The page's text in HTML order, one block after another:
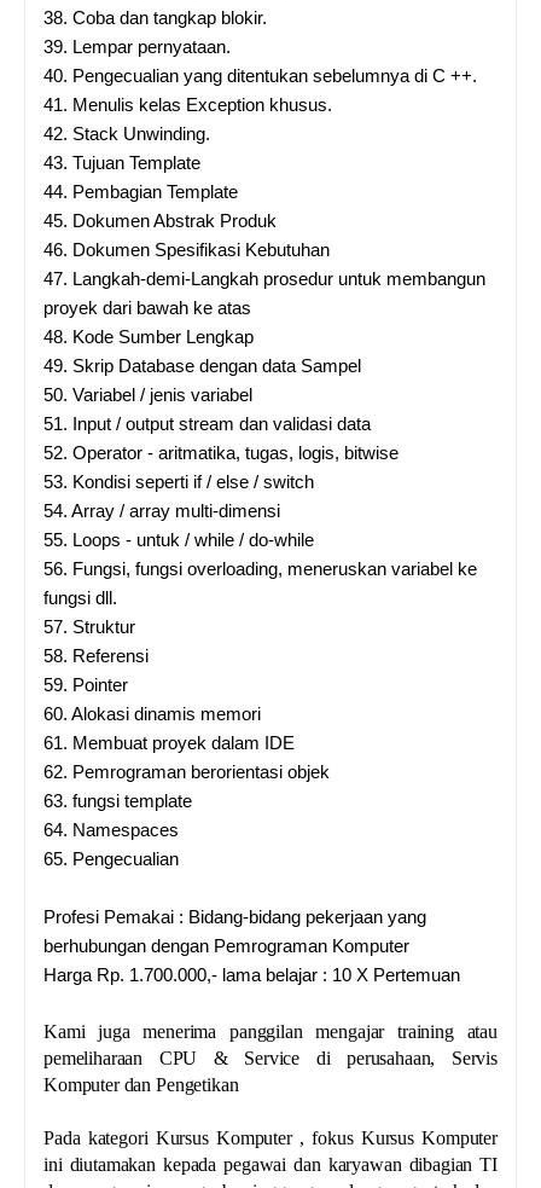
38. Coba dan tangkap blokir.
39. Lempar pernyataan.
40. Pengecualian yang ditentukan sebelumnya di C ++.
41. Menulis kelas Exception khusus.
42. Stack Unwinding.
43. Tujuan Template
44. Pembagian Template
45. Dokumen Abstrak Produk
46. Dokumen Spesifikasi Kebutuhan
47. Langkah-demi-Langkah prosedur untuk membangun
proyek dari bawah ke atas
48. Kode Sumber Lengkap
49. Skrip Database dengan data Sampel
50. Variabel / jenis variabel
51. Input / output stream dan validasi data
52. Operator - aritmatika, tugas, logis, bitwise
53. Kondisi seperti if / else / switch
54. Array / array multi-dimensi
55. Loops - untuk / while / do-while
56. Fungsi, fungsi overloading, meneruskan variabel ke
fungsi dll.
57. Struktur
58. Referensi
59. Pointer
60. Alokasi dinamis memori
61. Membuat proyek dalam IDE
62. Pemrograman berorientasi objek
63. fungsi template
64. Namespaces
65. Pengecualian
Profesi Pemakai : Bidang-bidang pekerjaan yang
berhubungan dengan Pemrograman Komputer
Harga Rp. 1.700.000,- lama belajar : 10 X Pertemuan
Kami juga menerima panggilan mengajar training atau
pemeliharaan CPU & Service di perusahaan, Servis
Komputer dan Pengetikan
Pada kategori Kursus Komputer , fokus Kursus Komputer
ini diutamakan kepada pegawai dan karyawan dibagian TI